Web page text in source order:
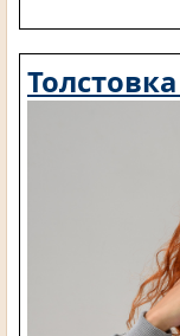
Толстовка